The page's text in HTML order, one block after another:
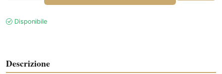
Disponibile
Descrizione